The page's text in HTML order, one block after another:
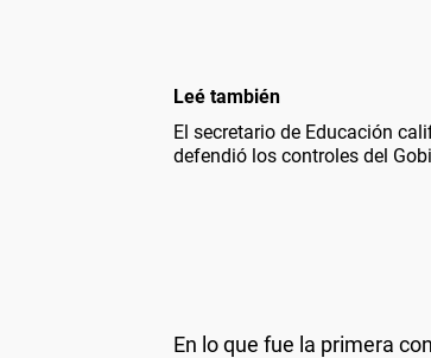
Leé también
El secretario de Educación
defendió los controles del
En lo que fue la primera